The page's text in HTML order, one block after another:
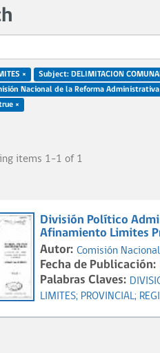
× Subject: DELIMITACION
Author: Comisión Nacional de la Reforma
×
items 1-1 of 1
División Político
Afinamiento Limites
Autor: Comisión
Fecha de Publicación:
Palabras Claves:
LIMITES; PROVINCIAL;